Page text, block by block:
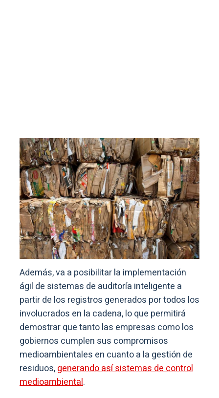
Además, va a posibilitar la implementación
ágil de sistemas de auditoría inteligente a
partir de los registros generados por todos los
involucrados en la cadena, lo que permitirá
demostrar que tanto las empresas como los
gobiernos cumplen sus compromisos
medioambientales en cuanto a la gestión de
residuos,generando así sistemas de control
medioambiental.